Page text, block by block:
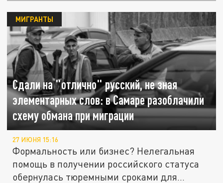
Сдали на "отлично" русский, не зная
элементарных слов: в Самаре разоблачили
схему обмана при миграции
МИГРАНТЫ
27 ИЮНЯ 15:16
Формальность или бизнес? Нелегальная
помощь в получении российского статуса
обернулась тюремными сроками для...